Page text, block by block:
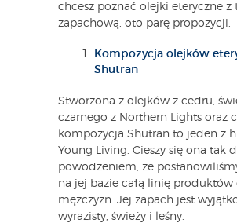
chcesz poznać olejki eteryczne z
zapachową, oto parę propozycji.
Kompozycja olejków
Shutran
Stworzona z olejków z cedru,
czarnego z Northern Lights oraz
kompozycja Shutran to jeden z
Young Living. Cieszy się ona tak
powodzeniem, że
na jej bazie całą linię produktów
mężczyzn. Jej zapach jest
wyrazisty, świeży i leśny.